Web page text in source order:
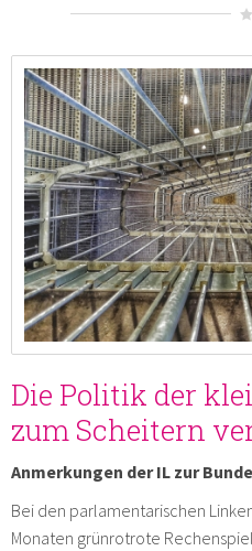
Die Politik der
zum Scheitern
Anmerkungen der IL zur
Bei den parlamentarischen
Monaten grünrotrote